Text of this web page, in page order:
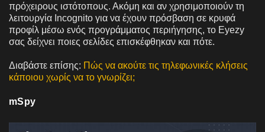
πρόχειρους ιστότοπους. Ακόμη και αν χρησιμοποιούν τη
λειτουργία Incognito για να έχουν πρόσβαση σε κρυφά
προφίλ μέσω ενός προγράμματος περιήγησης, το Eyezy
σας δείχνει ποιες σελίδες επισκέφθηκαν και πότε.
Διαβάστε επίσης: Πώς να ακούτε τις τηλεφωνικές κλήσεις
κάποιου χωρίς να το γνωρίζει;
mSpy